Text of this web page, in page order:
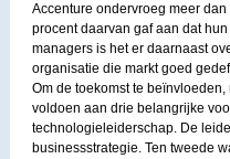
Accenture ondervroeg meer
procent daarvan gaf aan dat
managers is het er daarnaast
organisatie die markt goed
Om de toekomst te beïnvloeden,
voldoen aan drie belangrijke
technologieleiderschap. De
businessstrategie. Ten tweede